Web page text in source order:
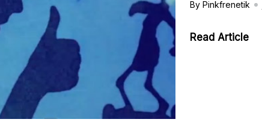
By Pinkfrenetik
Read Article